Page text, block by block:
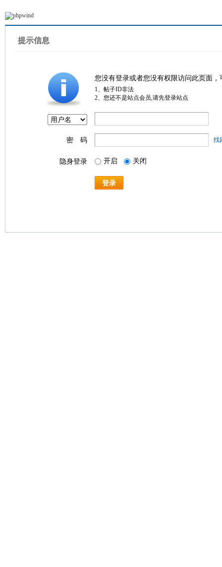
提示信息
您没有登录或者您没有权限访问此页面
1、帖子ID非法
2、您还不是站点会员,请先登录站点
密 码 找
隐身登录 开启 关闭
登录